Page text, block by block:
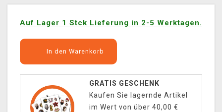
Auf Lager 1 Stck Lieferung in 2-5 Werktagen.
In den Warenkorb
GRATIS GESCHENK
Kaufen Sie lagernde Artikel
im Wert von über 40,00 €